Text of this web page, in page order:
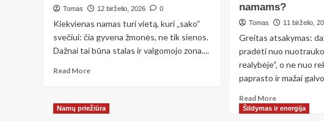
Tomas 12 birželio, 2026 0
Kiekvienas namas turi vietą, kuri „sako“
svečiui: čia gyvena žmonės, ne tik sienos.
Dažnai tai būna stalas ir valgomojo zona....
Read MoreRead
Stalo
ir
namams?
Tomas 11 birželio,
Greitas atsakymas:
pradėti nuo
realybėje“, o ne nuo
paprasto ir mažai
Read MoreRead
more
Namų priežiūra Šildymas ir energija